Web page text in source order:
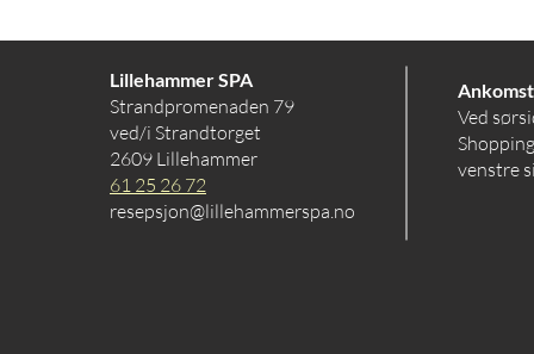
Lillehammer SPA
Strandpromenaden 79
ved/i Strandtorget
2609 Lillehammer
61 25 26 72
resepsjon@lillehammerspa.no
Ankomst
Ved
venstre